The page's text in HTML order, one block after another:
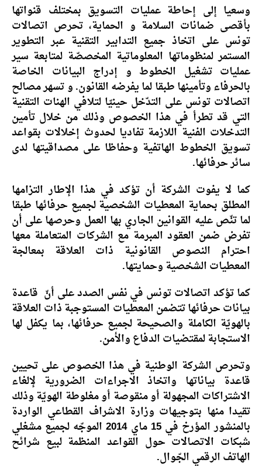
وسعيا إلى إحاطة عمليات التسويق بمختلف قنواتها
بأقصى ضمانات السلامة و الحماية، تحرص اتصالات
تونس على اتخاذ جميع التدابير التقنية عبر التطوير
المستمر لمنظوماتها المعلوماتية المخصصّة لمتابعة سير
عمليات تشغيل الخطوط و إدراج البيانات الخاصة
بالحرفاء وتأمينها طبقا لما يفرضه القانون. و تسهر مصالح
اتصالات تونس على التدّخل حينيّا لتلافي الهنات التقنية
التي قد تطرأ في هذا الخصوص وذلك من خلال تأمين
التدخلات الفنية اللازمة تفاديا لحدوث إخلالات بقواعد
تسويق الخطوط الهاتفية وحفاظا على مصداقيتها لدى
سائر حرفائها.
كما لا يفوت الشركة أن تؤكد في هذا الإطار التزامها
المطلق بحماية المعطيات الشخصية لجميع حرفائها طبقا
لما تنّص عليه القوانين الجاري بها العمل وحرصها على أن
تفرض ضمن العقود المبرمة مع الشركات المتعاملة معها
احترام النصوص القانونية ذات العلاقة بمعالجة
المعطيات الشخصية وحمايتها.
كما تؤكد اتصالات تونس في نفس الصدد على أنّ قاعدة
بيانات حرفائها تتضمن المعطيات المستوجبة ذات العلاقة
بالهويّة الكاملة والصحيحة لجميع حرفائها، بما يكفل لها
الاستجابة لمقتضيات الدفاع والأمن.
وتحرص الشركة الوطنية في هذا الخصوص على تحيين
قاعدة بياناتها واتخاذ الاجراءات الضرورية لإلغاء
الاشتراكات المجهولة أو منقوصة أو مغلوطة الهويّة وذلك
تقيدا منها بتوجيهات وزارة الاشراف القطاعي الواردة
بالمنشور المؤرخ في 15 ماي 2014 الموجّه لجميع مشغلي
شبكات الاتصالات حول القواعد المنظمة لبيع شرائح
الهاتف الرقمي الجّوال.